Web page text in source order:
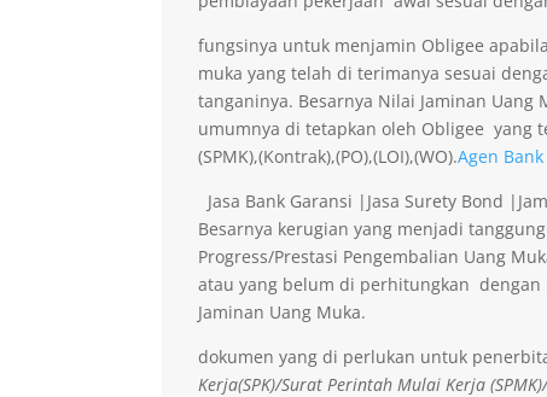
fungsinya untuk menjamin Obligee
muka yang telah di terimanya sesuai
tanganinya. Besarnya Nilai Jaminan Uang
umumnya di tetapkan oleh Obligee yang
(SPMK),(Kontrak),(PO),(LOI),(WO).Agen
Jasa Bank Garansi |Jasa Surety Bond
Besarnya kerugian yang menjadi
Progress/Prestasi Pengembalian Uang
atau yang belum di perhitungkan
Jaminan Uang Muka.
dokumen yang di perlukan untuk
Kerja(SPK)/Surat Perintah Mulai Kerja